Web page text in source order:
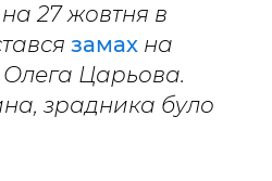
27 жовтня в
замах на
Олега Царьова.
зрадника було